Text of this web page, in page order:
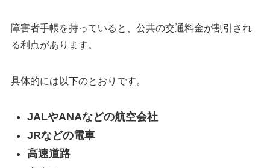
障害者手帳を持っていると、公共の交通料金が割引され
る利点があります。
具体的には以下のとおりです。
JALやANAなどの航空会社
JRなどの電車
高速道路